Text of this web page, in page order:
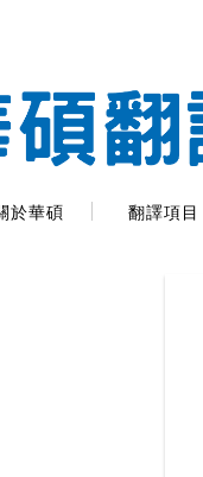
於華碩 翻譯項目